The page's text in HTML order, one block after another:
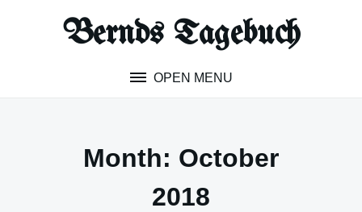
Bernds Tagebuch
OPEN MENU
Month: October
2018